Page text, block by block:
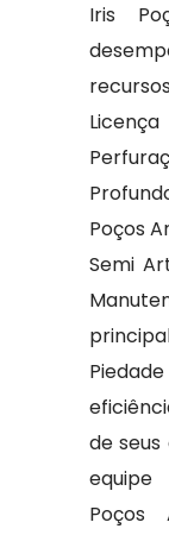
Iris
Poços
Semi
de
Poços